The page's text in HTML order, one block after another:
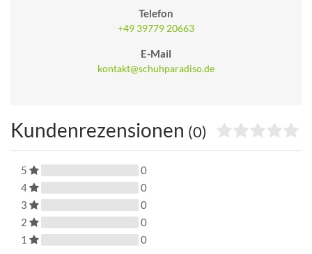
Telefon
+49 39779 20663
E-Mail
kontakt@schuhparadiso.de
Kundenrezensionen (0)
5
0
4
0
3
0
2
0
1
0